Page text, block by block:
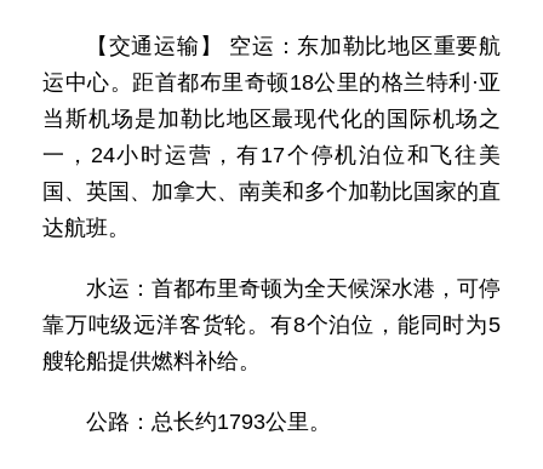
【交通运输】 空运：东加勒比地区重要航
运中心。距首都布里奇顿18公里的格兰特利·亚
当斯机场是加勒比地区最现代化的国际机场之
一，24小时运营，有17个停机泊位和飞往美
国、英国、加拿大、南美和多个加勒比国家的直
达航班。
水运：首都布里奇顿为全天候深水港，可停
靠万吨级远洋客货轮。有8个泊位，能同时为5
艘轮船提供燃料补给。
公路：总长约1793公里。